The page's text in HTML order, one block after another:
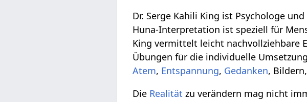
Dr. Serge Kahili King ist Psychologe
Huna-Interpretation ist speziell für
King vermittelt leicht nachvollziehbare
Übungen für die individuelle
Atem, Entspannung, Gedanken, Bildern,
Die Realität zu verändern mag nicht